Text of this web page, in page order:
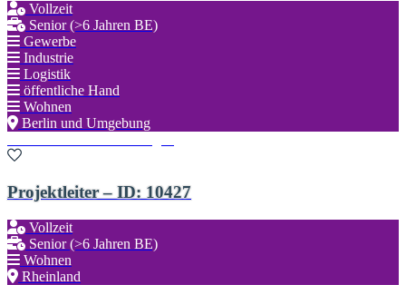
Vollzeit
Senior (>6 Jahren BE)
Gewerbe
Industrie
Logistik
öffentliche Hand
Wohnen
Berlin und Umgebung
Projektleiter – ID: 10427
Vollzeit
Senior (>6 Jahren BE)
Wohnen
Rheinland